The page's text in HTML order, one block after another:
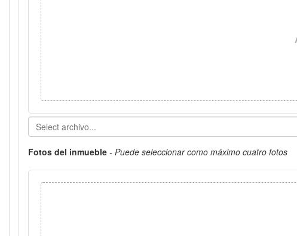
Fotos del inmueble - Puede seleccionar como máximo cuatro fotos